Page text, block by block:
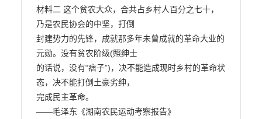
材料二 这个贫农大众，合共占乡村人百分之七十，
乃是农民协会的中坚，打倒
封建势力的先锋，成就那多年未曾成就的革命大业的
元勋。没有贫农阶级(照绅士
的话说，没有“痞子”)，决不能造成现时乡村的革命状
态，决不能打倒土豪劣绅，
完成民主革命。
——毛泽东《湖南农民运动考察报告》